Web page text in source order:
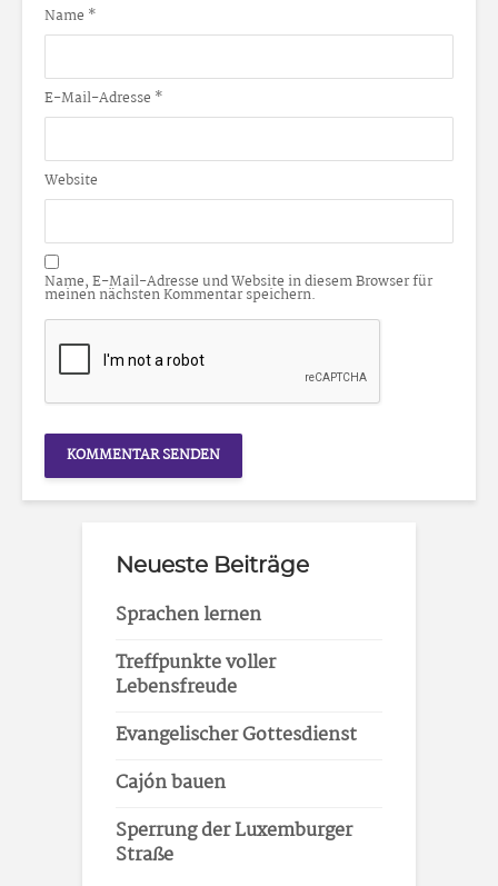
Name *
E-Mail-Adresse *
Website
Name, E-Mail-Adresse und Website in diesem Browser für
meinen nächsten Kommentar speichern.
Neueste Beiträge
Sprachen lernen
Treffpunkte voller
Lebensfreude
Evangelischer Gottesdienst
Cajón bauen
Sperrung der Luxemburger
Straße